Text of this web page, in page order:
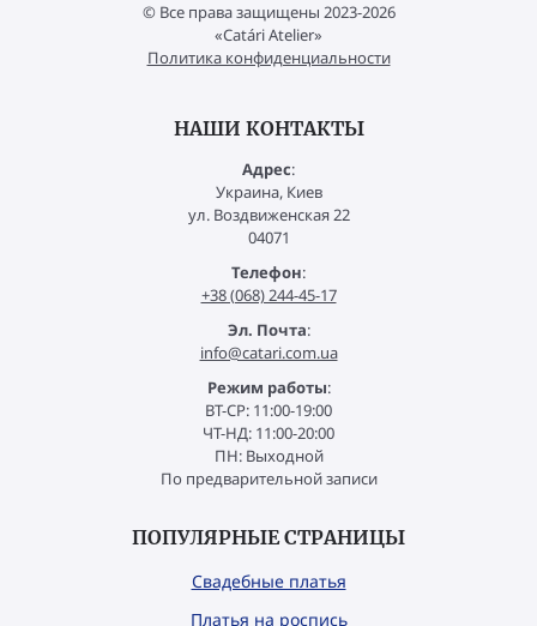
© Все права защищены 2023-2026
«Catári Atelier»
Политика конфиденциальности
НАШИ КОНТАКТЫ
Адрес:
Украина, Киев
ул. Воздвиженская 22
04071
Телефон:
+38 (068) 244-45-17
Эл. Почта:
info@catari.com.ua
Режим работы:
ВТ-СР: 11:00-19:00
ЧТ-НД: 11:00-20:00
ПН: Выходной
По предварительной записи
ПОПУЛЯРНЫЕ СТРАНИЦЫ
Свадебные платья
Платья на роспись